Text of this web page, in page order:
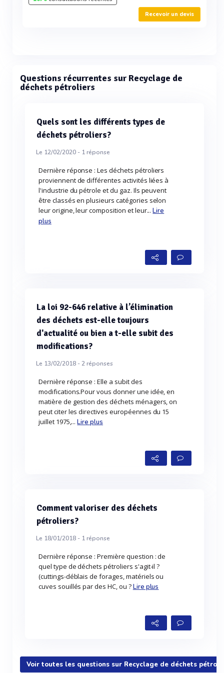
Recevoir un devis
Questions récurrentes sur Recyclage de
déchets pétroliers
Quels sont les différents types de
déchets pétroliers?
Le 12/02/2020 - 1réponse
Dernière réponse : Les déchets pétroliers
proviennent de différentes activités liées à
l'industrie du pétrole et du gaz. Ils peuvent
être classés en plusieurs catégories selon
leur origine, leur composition et leur...Lire
plus
La loi 92-646 relative à l’élimination
des déchets est-elle toujours
d'actualité ou bien a t-elle subit des
modifications?
Le 13/02/2018 -2réponses
Dernière réponse : Elle a subit des
modifications.Pour vous donner une idée, en
matière de gestion des déchets ménagers, on
peut citer les directives européennes du 15
juillet 1975,...Lire plus
Comment valoriser des déchets
pétroliers?
Le 18/01/2018 - 1réponse
Dernière réponse : Première question : de
quel type de déchets pétroliers s'agit-il ?
(cuttings-déblais de forages, matériels ou
cuves souillés par des HC, ou ?Lire plus
Voir toutes les questions sur Recyclage de déchets